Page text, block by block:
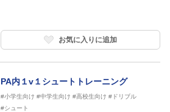
お気に入りに追加
PA内１v１シュートトレーニング
#小学生向け #中学生向け #高校生向け #ドリブル
#シュート